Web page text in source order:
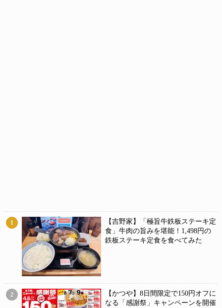
1
【吉野家】「極旨牛鉄板ステーキ定
食」牛肉の旨みを堪能！1,498円の
鉄板ステーキ定食を食べてみた
2
【かつや】8日間限定で150円オフに
なる「感謝祭」キャンペーンを開催